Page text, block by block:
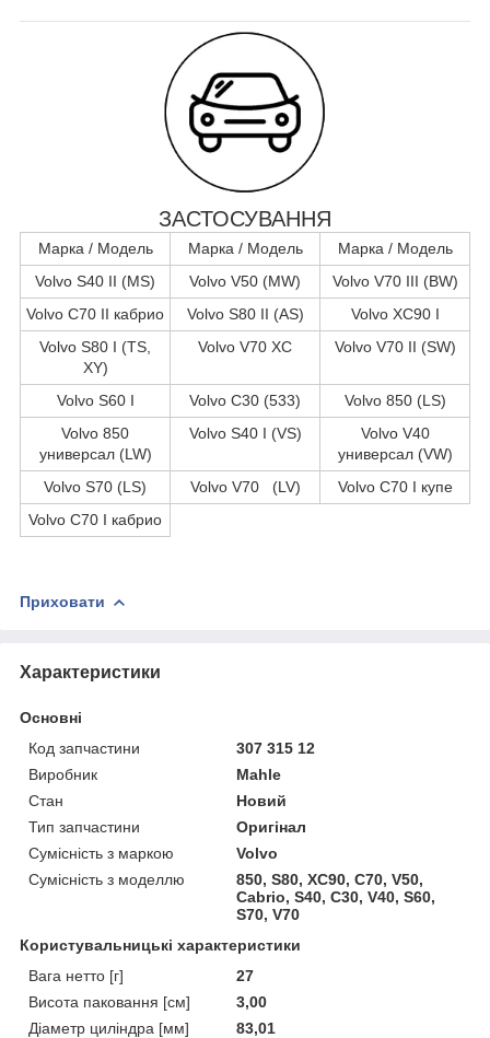
ЗАСТОСУВАННЯ
Марка / Модель Марка / Модель
Марка / Модель
Volvo S40 II (MS)
Volvo V50 (MW)
Volvo V70 III (BW)
Volvo C70 II кабрио
Volvo S80 II (AS)
Volvo XC90 I
Volvo S80 I (TS,
XY)
Volvo V70 XC Volvo V70 II (SW)
Volvo S60 I Volvo C30 (533)
Volvo 850 (LS)
Volvo 850
универсал (LW)
Volvo S40 I (VS)
Volvo V40
универсал (VW)
Volvo S70 (LS)
Volvo V70 (LV)
Volvo C70 I купе
Volvo C70 I кабрио
Приховати
Характеристики
Основні
Код запчастини
307 315 12
Виробник
Mahle
Стан
Новий
Тип запчастини
Оригінал
Сумісність з маркою
Volvo
Сумісність з моделлю
850, S80, XC90, C70, V50,
Cabrio, S40, C30, V40, S60,
S70, V70
Користувальницькі характеристики
Вага нетто [г]
27
Висота паковання [см]
3,00
Діаметр циліндра [мм]
83,01